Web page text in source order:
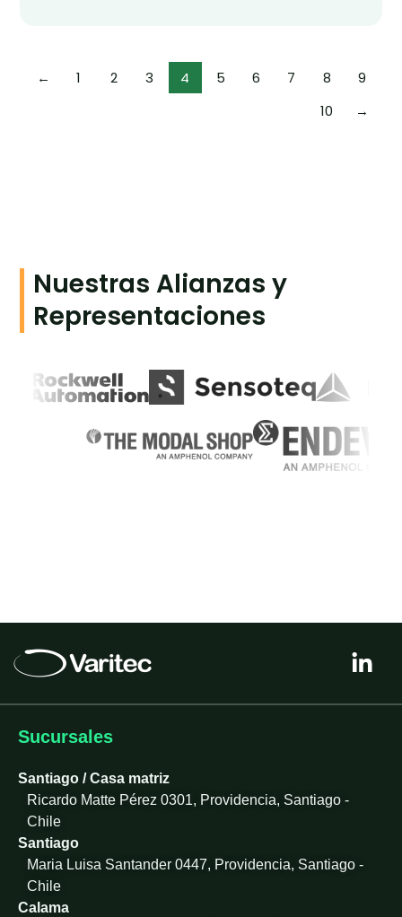
← 1 2 3 4 5 6 7 8
9
10
→
Nuestras Alianzas y
Representaciones
i
k
n
Sucursales
Santiago / Casa matriz
Ricardo Matte Pérez 0301, Providencia, Santiago -
Chile
Santiago
Maria Luisa Santander 0447, Providencia, Santiago -
Chile
Calama